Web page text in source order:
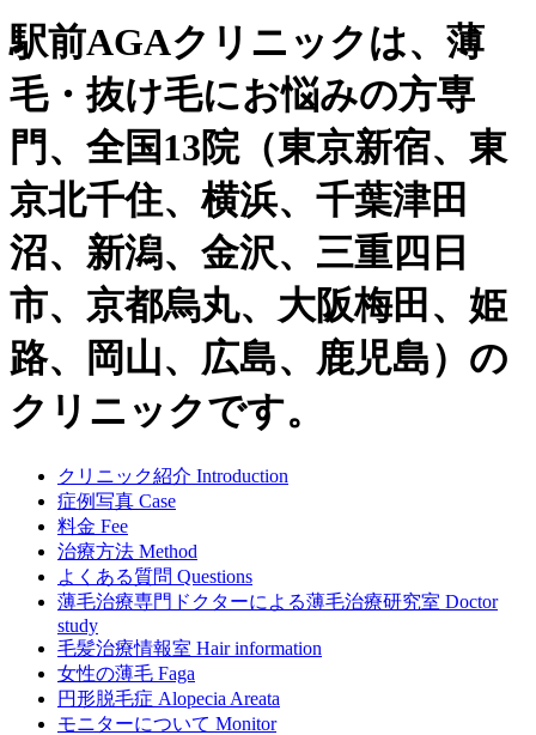
駅前AGAクリニックは、薄
毛・抜け毛にお悩みの方専
門、全国13院（東京新宿、東
京北千住、横浜、千葉津田
沼、新潟、金沢、三重四日
市、京都烏丸、大阪梅田、姫
路、岡山、広島、鹿児島）の
クリニックです。
クリニック紹介 Introduction
症例写真 Case
料金 Fee
治療方法 Method
よくある質問 Questions
薄毛治療専門ドクターによる薄毛治療研究室 Doctor
study
毛髪治療情報室 Hair information
女性の薄毛 Faga
円形脱毛症 Alopecia Areata
モニターについて Monitor